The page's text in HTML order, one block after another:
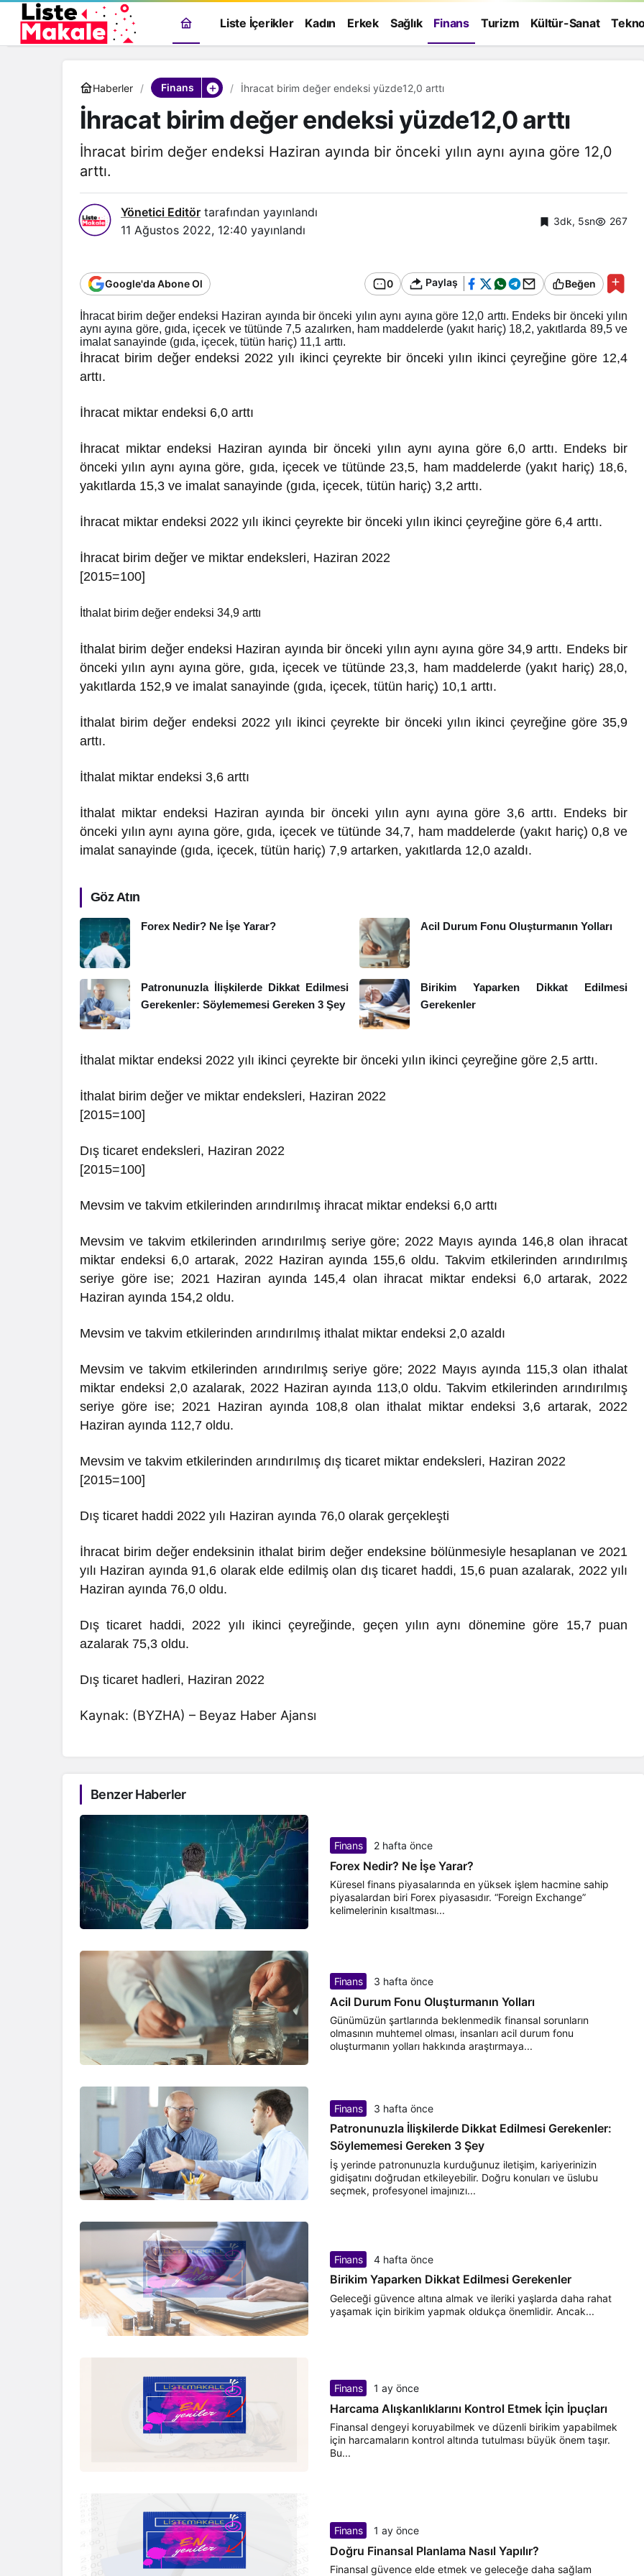
Liste İçerikler Kadın Erkek Sağlık Finans Turizm Kültür-Sanat
Haberler Finans İhracat birim değer endeksi yüzde12,0 arttı
İhracat birim değer endeksi yüzde12,0 arttı
İhracat birim değer endeksi Haziran ayında bir önceki yılın aynı ayına göre 12,0
arttı.
Yönetici Editör tarafından yayınlandı
11 Ağustos 2022, 12:40 yayınlandı
3dk, 5sn 267
Google'da Abone Ol 0 Paylaş Beğen
İhracat birim değer endeksi Haziran ayında bir önceki yılın aynı ayına göre 12,0 arttı. Endeks bir önceki yılın
aynı ayına göre, gıda, içecek ve tütünde 7,5 azalırken, ham maddelerde (yakıt hariç) 18,2, yakıtlarda 89,5 ve
imalat sanayinde (gıda, içecek, tütün hariç) 11,1 arttı.
İhracat birim değer endeksi 2022 yılı ikinci çeyrekte bir önceki yılın ikinci çeyreğine göre 12,4
arttı.
İhracat miktar endeksi 6,0 arttı
İhracat miktar endeksi Haziran ayında bir önceki yılın aynı ayına göre 6,0 arttı. Endeks bir
önceki yılın aynı ayına göre, gıda, içecek ve tütünde 23,5, ham maddelerde (yakıt hariç) 18,6,
yakıtlarda 15,3 ve imalat sanayinde (gıda, içecek, tütün hariç) 3,2 arttı.
İhracat miktar endeksi 2022 yılı ikinci çeyrekte bir önceki yılın ikinci çeyreğine göre 6,4 arttı.
İhracat birim değer ve miktar endeksleri, Haziran 2022
[2015=100]
İthalat birim değer endeksi 34,9 arttı
İthalat birim değer endeksi Haziran ayında bir önceki yılın aynı ayına göre 34,9 arttı. Endeks bir
önceki yılın aynı ayına göre, gıda, içecek ve tütünde 23,3, ham maddelerde (yakıt hariç) 28,0,
yakıtlarda 152,9 ve imalat sanayinde (gıda, içecek, tütün hariç) 10,1 arttı.
İthalat birim değer endeksi 2022 yılı ikinci çeyrekte bir önceki yılın ikinci çeyreğine göre 35,9
arttı.
İthalat miktar endeksi 3,6 arttı
İthalat miktar endeksi Haziran ayında bir önceki yılın aynı ayına göre 3,6 arttı. Endeks bir
önceki yılın aynı ayına göre, gıda, içecek ve tütünde 34,7, ham maddelerde (yakıt hariç) 0,8 ve
imalat sanayinde (gıda, içecek, tütün hariç) 7,9 artarken, yakıtlarda 12,0 azaldı.
Göz Atın
Forex Nedir? Ne İşe Yarar? Acil Durum Fonu Oluşturmanın Yolları
Patronunuzla İlişkilerde Dikkat Edilmesi
Gerekenler: Söylememesi Gereken 3 Şey
Birikim Yaparken Dikkat Edilmesi
Gerekenler
İthalat miktar endeksi 2022 yılı ikinci çeyrekte bir önceki yılın ikinci çeyreğine göre 2,5 arttı.
İthalat birim değer ve miktar endeksleri, Haziran 2022
[2015=100]
Dış ticaret endeksleri, Haziran 2022
[2015=100]
Mevsim ve takvim etkilerinden arındırılmış ihracat miktar endeksi 6,0 arttı
Mevsim ve takvim etkilerinden arındırılmış seriye göre; 2022 Mayıs ayında 146,8 olan ihracat
miktar endeksi 6,0 artarak, 2022 Haziran ayında 155,6 oldu. Takvim etkilerinden arındırılmış
seriye göre ise; 2021 Haziran ayında 145,4 olan ihracat miktar endeksi 6,0 artarak, 2022
Haziran ayında 154,2 oldu.
Mevsim ve takvim etkilerinden arındırılmış ithalat miktar endeksi 2,0 azaldı
Mevsim ve takvim etkilerinden arındırılmış seriye göre; 2022 Mayıs ayında 115,3 olan ithalat
miktar endeksi 2,0 azalarak, 2022 Haziran ayında 113,0 oldu. Takvim etkilerinden arındırılmış
seriye göre ise; 2021 Haziran ayında 108,8 olan ithalat miktar endeksi 3,6 artarak, 2022
Haziran ayında 112,7 oldu.
Mevsim ve takvim etkilerinden arındırılmış dış ticaret miktar endeksleri, Haziran 2022
[2015=100]
Dış ticaret haddi 2022 yılı Haziran ayında 76,0 olarak gerçekleşti
İhracat birim değer endeksinin ithalat birim değer endeksine bölünmesiyle hesaplanan ve 2021
yılı Haziran ayında 91,6 olarak elde edilmiş olan dış ticaret haddi, 15,6 puan azalarak, 2022 yılı
Haziran ayında 76,0 oldu.
Dış ticaret haddi, 2022 yılı ikinci çeyreğinde, geçen yılın aynı dönemine göre 15,7 puan
azalarak 75,3 oldu.
Dış ticaret hadleri, Haziran 2022
Kaynak: (BYZHA) – Beyaz Haber Ajansı
Benzer Haberler
Finans 2 hafta önce
Forex Nedir? Ne İşe Yarar?
Küresel finans piyasalarında en yüksek işlem hacmine sahip
piyasalardan biri Forex piyasasıdır. “Foreign Exchange”
kelimelerinin kısaltması...
Finans 3 hafta önce
Acil Durum Fonu Oluşturmanın Yolları
Günümüzün şartlarında beklenmedik finansal sorunların
olmasının muhtemel olması, insanları acil durum fonu
oluşturmanın yolları hakkında araştırmaya...
Finans 3 hafta önce
Patronunuzla İlişkilerde Dikkat Edilmesi Gerekenler:
Söylememesi Gereken 3 Şey
İş yerinde patronunuzla kurduğunuz iletişim, kariyerinizin
gidişatını doğrudan etkileyebilir. Doğru konuları ve üslubu
seçmek, profesyonel imajınızı...
Finans 4 hafta önce
Birikim Yaparken Dikkat Edilmesi Gerekenler
Geleceği güvence altına almak ve ileriki yaşlarda daha rahat
yaşamak için birikim yapmak oldukça önemlidir. Ancak...
Finans 1 ay önce
Harcama Alışkanlıklarını Kontrol Etmek İçin İpuçları
Finansal dengeyi koruyabilmek ve düzenli birikim yapabilmek
için harcamaların kontrol altında tutulması büyük önem taşır.
Bu...
Finans 1 ay önce
Doğru Finansal Planlama Nasıl Yapılır?
Finansal güvence elde etmek ve geleceğe daha sağlam
Bir Erkek Bir Kadına Ne
Zaman Bağlanır?
Genel
Haber Türleri Nelerdir?